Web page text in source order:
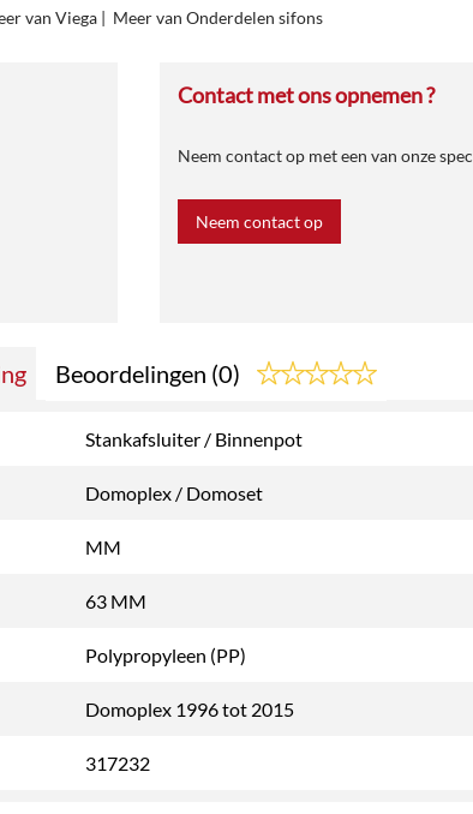
van Viega | Meer van Onderdelen sifons
Contact met ons opnemen ?
Neem contact op met een van onze
Neem contact op
Beoordelingen (0)
Stankafsluiter / Binnenpot
Domoplex / Domoset
MM
63 MM
Polypropyleen (PP)
Domoplex 1996 tot 2015
317232